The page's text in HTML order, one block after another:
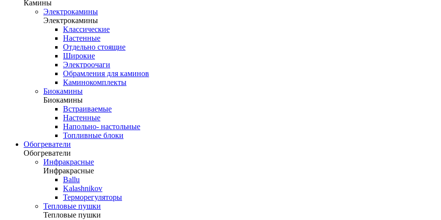
Камины
Электрокамины
Электрокамины
Классические
Настенные
Отдельно стоящие
Широкие
Электроочаги
Обрамления для каминов
Каминокомплекты
Биокамины
Биокамины
Встраиваемые
Настенные
Напольно- настольные
Топливные блоки
Обогреватели
Обогреватели
Инфракрасные
Инфракрасные
Ballu
Kalashnikov
Терморегуляторы
Тепловые пушки
Тепловые пушки